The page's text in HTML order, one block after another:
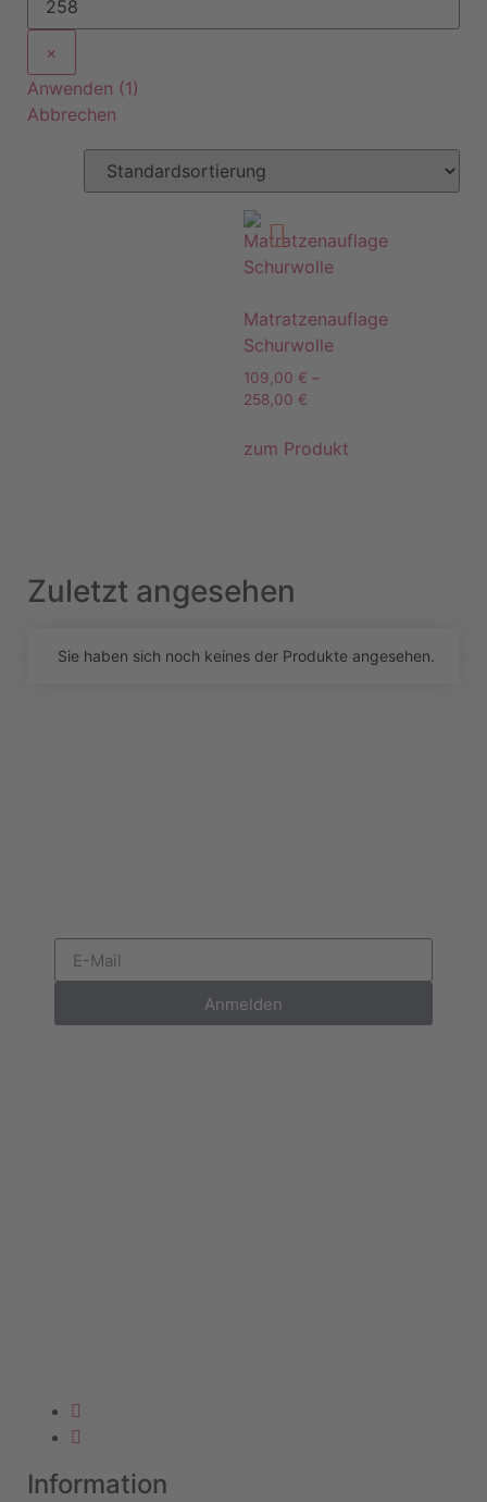
×
Anwenden (1)
Abbrechen
Matratzenauflage
Schurwolle
109,00 € –
258,00 €
zum Produkt
Zuletzt angesehen
Sie haben sich noch keines der Produkte angesehen.
Anmelden
Information